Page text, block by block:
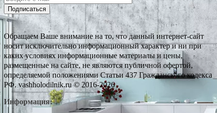
Подписаться
Обращаем Ваше внимание на то, что данный интернет-сайт
носит исключительно информационный характер и ни при
каких условиях информационные материалы и цены,
размещенные на сайте, не являются публичной офертой,
определяемой положениями Статьи 437 Гражданского кодекса
РФ. vashholodilnik.ru © 2016-2026
Информация: